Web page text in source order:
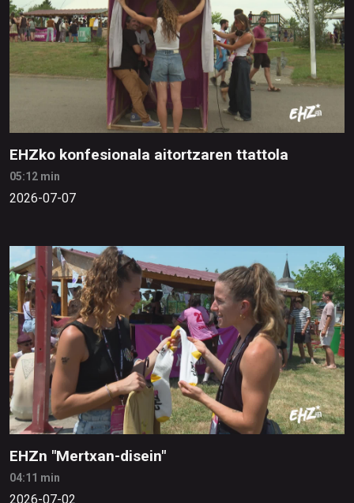
EHZko konfesionala aitortzaren ttattola
05:12 min
2026-07-07
EHZn "Mertxan-disein"
04:11 min
2026-07-02